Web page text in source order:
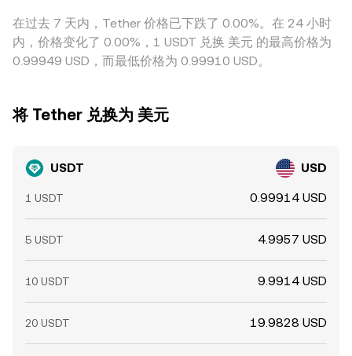
入金限额、网络拥堵、合规流程与风控审查都会增加套利成本
与时延，使价格在短时间内保持差异，直到成本与时延降低或
流动性恢复后才趋于收敛。
在过去 7 天内，Tether 价格已下跌了 0.00%。在 24 小时
内，价格变化了 0.00%，1 USDT 兑换 美元 的最高价格为
0.99949 USD，而最低价格为 0.99910 USD。
将 Tether 兑换为 美元
USDT USD
1 USDT 0.99914 USD
5 USDT 4.9957 USD
10 USDT 9.9914 USD
20 USDT 19.9828 USD